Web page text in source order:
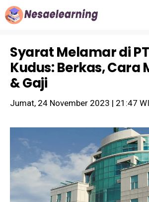
Langsung
ke
Syarat Melamar di
Kudus: Berkas, Cara
& Gaji
Jumat, 24 November 2023 | 21:47